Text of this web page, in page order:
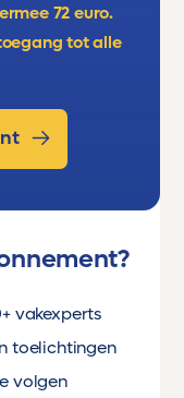
72 euro.
tot alle
vakexperts
toelichtingen
volgen